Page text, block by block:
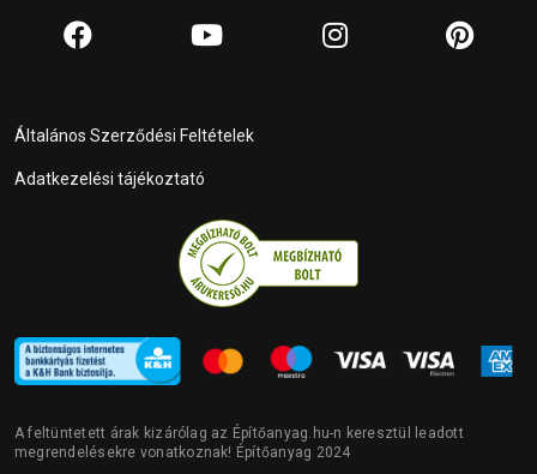
Általános Szerződési Feltételek
Adatkezelési tájékoztató
A feltüntetett árak kizárólag az Építőanyag.hu-n keresztül leadott
megrendelésekre vonatkoznak! Építőanyag 2024